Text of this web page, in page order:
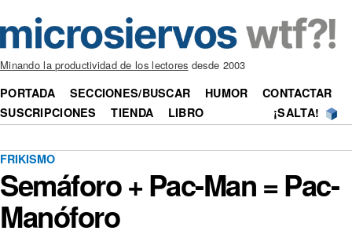
Minando la productividad de los lectores desde 2003
PORTADA SECCIONES/BUSCAR HUMOR
CONTACTAR
SUSCRIPCIONES
TIENDA LIBRO ¡SALTA!
FRIKISMO
Semáforo + Pac-Man = Pac-
Manóforo